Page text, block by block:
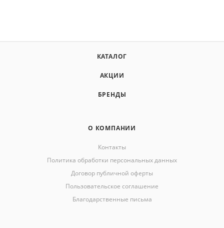
КАТАЛОГ
АКЦИИ
БРЕНДЫ
О КОМПАНИИ
Контакты
Политика обработки персональных данных
Договор публичной оферты
Пользовательское соглашение
Благодарственные письма